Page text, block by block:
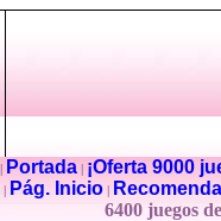
Portada|
¡Oferta 9000
Pág. Inicio
6400 juegos